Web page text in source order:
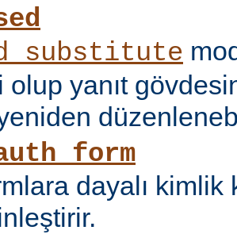
olup yanıt
dayalı kimlik